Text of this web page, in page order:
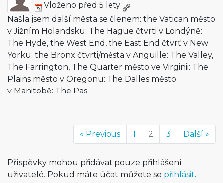
Vloženo před 5 lety
Našla jsem další města se členem: the Vatican město
v Jižním Holandsku: The Hague čtvrti v Londýně:
The Hyde, the West End, the East End čtvrť v New
Yorku: the Bronx čtvrti/města v Anguille: The Valley,
The Farrington, The Quarter město ve Virginii: The
Plains město v Oregonu: The Dalles město
v Manitobě: The Pas
« Previous 1 2 3 Další »
Příspěvky mohou přidávat pouze přihlášení
uživatelé. Pokud máte účet můžete se přihlásit.